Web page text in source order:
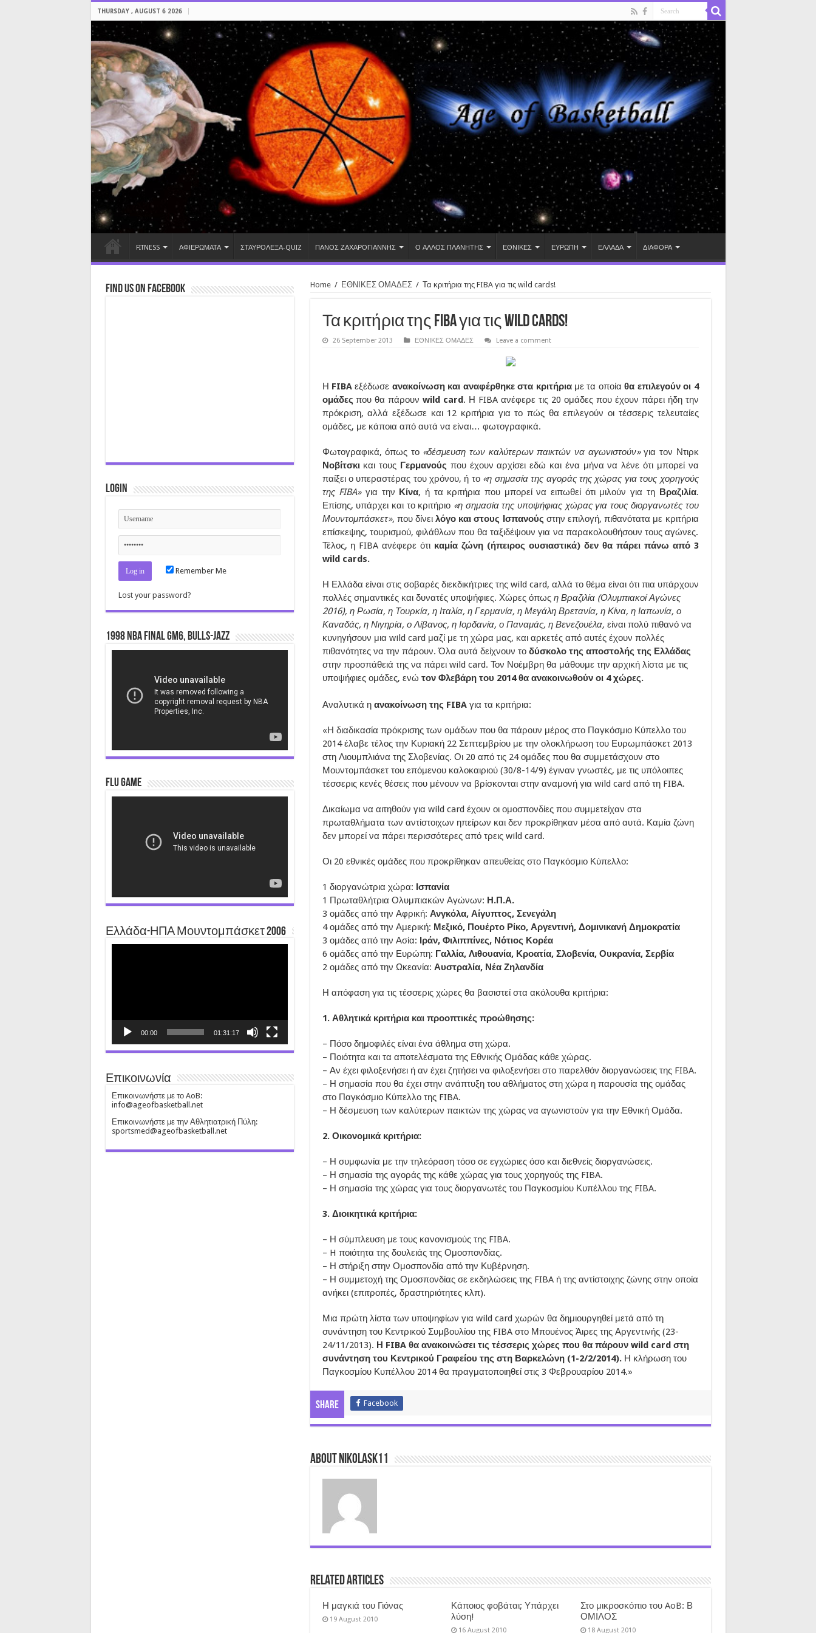
THURSDAY , AUGUST 6 2026
FITNESS ΑΦΙΕΡΩΜΑΤΑ ΣΤΑΥΡΟΛΕΞΑ-QUIZ ΠΑΝΟΣ ΖΑΧΑΡΟΓΙΑΝΝΗΣ Ο ΑΛΛΟΣ ΠΛΑΝΗΤΗΣ ΕΘΝΙΚΕΣ ΕΥΡΩΠΗ ΕΛΛΑΔΑ ΔΙΑΦΟΡΑ
Home / ΕΘΝΙΚΕΣ ΟΜΑΔΕΣ / Τα κριτήρια της FIBA για τις wild cards!
Τα κριτήρια της FIBA για τις wild cards!
26 September 2013 ΕΘΝΙΚΕΣ ΟΜΑΔΕΣ Leave a comment
Η FIBAεξέδωσε ανακοίνωση και αναφέρθηκε στα κριτήρια με τα οποία θα επιλεγούν οι 4
ομάδες που θα πάρουν wild card. Η FIBA ανέφερε τις 20 ομάδες που έχουν πάρει ήδη την
πρόκριση, αλλά εξέδωσε και 12 κριτήρια για το πώς θα επιλεγούν οι τέσσερις τελευταίες
ομάδες, με κάποια από αυτά να είναι… φωτογραφικά.
Φωτογραφικά, όπως το«δέσμευση των καλύτερων παικτών να αγωνιστούν»για τον Ντιρκ
Νοβίτσκι και τους Γερμανούς που έχουν αρχίσει εδώ και ένα μήνα να λένε ότι μπορεί να
παίξει ο υπεραστέρας του χρόνου, ή το «η σημασία της αγοράς της χώρας για τους χορηγούς
της FIBA» για την Κίνα, ή τα κριτήρια που μπορεί να ειπωθεί ότι μιλούν για τη Βραζιλία.
Επίσης, υπάρχει και το κριτήριο «η σημασία της υποψήφιας χώρας για τους διοργανωτές του
Μουντομπάσκετ», που δίνειλόγο και στους Ισπανούς στην επιλογή, πιθανότατα με κριτήρια
επίσκεψης, τουρισμού, φιλάθλων που θα ταξιδέψουν για να παρακολουθήσουν τους αγώνες.
Τέλος, η FIBA ανέφερε ότι καμία ζώνη (ήπειρος ουσιαστικά) δεν θα πάρει πάνω από 3
wild cards.
Η Ελλάδα είναι στις σοβαρές διεκδικήτριες της wild card, αλλά το θέμα είναι ότι πια υπάρχουν
πολλές σημαντικές και δυνατές υποψήφιες. Χώρες όπως η Βραζιλία (Ολυμπιακοί Αγώνες
2016), η Ρωσία, η Τουρκία, η Ιταλία, η Γερμανία, η Μεγάλη Βρετανία, η Κίνα, η Ιαπωνία, ο
Καναδάς, η Νιγηρία, ο Λίβανος, η Ιορδανία, ο Παναμάς, η Βενεζουέλα, είναι πολύ πιθανό να
κυνηγήσουν μια wild card μαζί με τη χώρα μας, και αρκετές από αυτές έχουν πολλές
πιθανότητες να την πάρουν. Όλα αυτά δείχνουν το δύσκολο της αποστολής της Ελλάδας
στην προσπάθειά της να πάρει wild card. Τον Νοέμβρη θα μάθουμε την αρχική λίστα με τις
υποψήφιες ομάδες, ενώ τον Φλεβάρη του 2014 θα ανακοινωθούν οι 4 χώρες.
Αναλυτικά η ανακοίνωση της FIBAγια τα κριτήρια:
«Η διαδικασία πρόκρισης των ομάδων που θα πάρουν μέρος στο Παγκόσμιο Κύπελλο του
2014 έλαβε τέλος την Κυριακή 22 Σεπτεμβρίου με την ολοκλήρωση του Ευρωμπάσκετ 2013
στη Λιουμπλιάνα της Σλοβενίας. Οι 20 από τις 24 ομάδες που θα συμμετάσχουν στο
Μουντομπάσκετ του επόμενου καλοκαιριού (30/8-14/9) έγιναν γνωστές, με τις υπόλοιπες
τέσσερις κενές θέσεις που μένουν να βρίσκονται στην αναμονή για wild card από τη FIBA.
Δικαίωμα να αιτηθούν για wild card έχουν οι ομοσπονδίες που συμμετείχαν στα
πρωταθλήματα των αντίστοιχων ηπείρων και δεν προκρίθηκαν μέσα από αυτά. Καμία ζώνη
δεν μπορεί να πάρει περισσότερες από τρεις wild card.
Οι 20 εθνικές ομάδες που προκρίθηκαν απευθείας στο Παγκόσμιο Κύπελλο:
1 διοργανώτρια χώρα: Ισπανία
1 Πρωταθλήτρια Ολυμπιακών Αγώνων: Η.Π.Α.
3 ομάδες από την Αφρική: Ανγκόλα, Αίγυπτος, Σενεγάλη
4 ομάδες από την Αμερική: Μεξικό, Πουέρτο Ρίκο, Αργεντινή, Δομινικανή Δημοκρατία
3 ομάδες από την Ασία: Ιράν, Φιλιππίνες, Νότιος Κορέα
6 ομάδες από την Ευρώπη: Γαλλία, Λιθουανία, Κροατία, Σλοβενία, Ουκρανία, Σερβία
2 ομάδες από την Ωκεανία: Αυστραλία, Νέα Ζηλανδία
Η απόφαση για τις τέσσερις χώρες θα βασιστεί στα ακόλουθα κριτήρια:
1. Αθλητικά κριτήρια και προοπτικές προώθησης:
– Πόσο δημοφιλές είναι ένα άθλημα στη χώρα.
– Ποιότητα και τα αποτελέσματα της Εθνικής Ομάδας κάθε χώρας.
– Αν έχει φιλοξενήσει ή αν έχει ζητήσει να φιλοξενήσει στο παρελθόν διοργανώσεις της FIBA.
– Η σημασία που θα έχει στην ανάπτυξη του αθλήματος στη χώρα η παρουσία της ομάδας
στο Παγκόσμιο Κύπελλο της FIBA.
– Η δέσμευση των καλύτερων παικτών της χώρας να αγωνιστούν για την Εθνική Ομάδα.
2. Οικονομικά κριτήρια:
– Η συμφωνία με την τηλεόραση τόσο σε εγχώριες όσο και διεθνείς διοργανώσεις.
– Η σημασία της αγοράς της κάθε χώρας για τους χορηγούς της FIBA.
– Η σημασία της χώρας για τους διοργανωτές του Παγκοσμίου Κυπέλλου της FIBA.
3. Διοικητικά κριτήρια:
– Η σύμπλευση με τους κανονισμούς της FIBA.
– H ποιότητα της δουλειάς της Ομοσπονδίας.
– Η στήριξη στην Ομοσπονδία από την Κυβέρνηση.
– Η συμμετοχή της Ομοσπονδίας σε εκδηλώσεις της FIBA ή της αντίστοιχης ζώνης στην οποία
ανήκει (επιτροπές, δραστηριότητες κλπ).
Μια πρώτη λίστα των υποψηφίων για wild card χωρών θα δημιουργηθεί μετά από τη
συνάντηση του Κεντρικού Συμβουλίου της FIBA στο Μπουένος Άιρες της Αργεντινής (23-
24/11/2013). Η FIBA θα ανακοινώσει τις τέσσερις χώρες που θα πάρουν wild card στη
συνάντηση του Κεντρικού Γραφείου της στη Βαρκελώνη (1-2/2/2014).Η κλήρωση του
Παγκοσμίου Κυπέλλου 2014 θα πραγματοποιηθεί στις 3 Φεβρουαρίου 2014.»
Share Facebook
About nikolask11
Related Articles
Η μαγκιά του Γιόνας
19 August 2010
Κάποιος φοβάται; Υπάρχει
λύση!
16 August 2010
Στο μικροσκόπιο του AoB: Β
ΟΜΙΛΟΣ
18 August 2010
Find us on Facebook
Login
Remember Me
Lost your password?
1998 NBA Final gm6, Bulls-Jazz
Flu Game
Ελλάδα-ΗΠΑ Μουντομπάσκετ 2006
00:00 01:31:17
Επικοινωνία
Επικοινωνήστε με το AoB:
info@ageofbasketball.net
Επικοινωνήστε με την Αθλητιατρική Πύλη:
sportsmed@ageofbasketball.net